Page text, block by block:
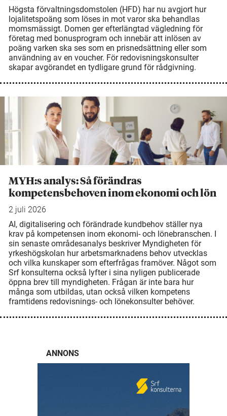
Högsta förvaltningsdomstolen (HFD) har nu avgjort hur
lojalitetspoäng som löses in mot varor ska behandlas
momsmässigt. Domen ger efterlängtad vägledning för
företag med bonusprogram och innebär att inlösen av
poäng varken ska ses som en prisnedsättning eller som
användning av en voucher. För redovisningskonsulter
skapar avgörandet en tydligare grund för rådgivning.
MYH:s analys: Så förändras
kompetensbehoven inom ekonomi och lön
2 juli 2026
AI, digitalisering och förändrade kundbehov ställer nya
krav på kompetensen inom ekonomi- och lönebranschen. I
sin senaste områdesanalys beskriver Myndigheten för
yrkeshögskolan hur arbetsmarknadens behov utvecklas
och vilka kunskaper som efterfrågas framöver. Något som
Srf konsulterna också lyfter i sina nyligen publicerade
öppna brev till myndigheten. Frågan är inte bara hur
många som utbildas, utan också vilken kompetens
framtidens redovisnings- och lönekonsulter behöver.
ANNONS